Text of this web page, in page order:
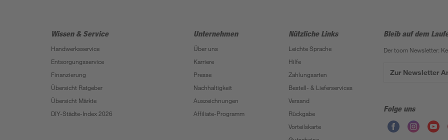
Wissen & Service
Handwerksservice
Entsorgungsservice
Finanzierung
Übersicht Ratgeber
Übersicht Märkte
DIY-Städte-Index 2026
Unternehmen
Über uns
Karriere
Presse
Nachhaltigkeit
Auszeichnungen
Affiliate-Programm
Nützliche Links
Leichte Sprache
Hilfe
Zahlungsarten
Bestell- & Lieferservices
Versand
Rückgabe
Vorteilskarte
Bleib auf dem
Der toom Newsletter:
Zur Newsletter
Folge uns